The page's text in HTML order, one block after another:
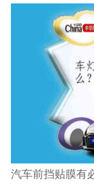
汽车前挡贴膜有